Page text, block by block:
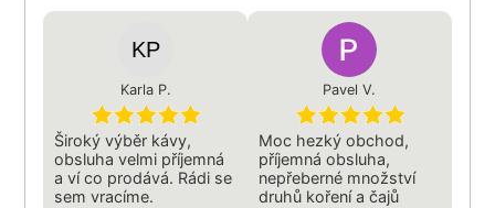
Karla P.
Široký výběr kávy,
obsluha velmi příjemná
a ví co prodává. Rádi se
sem vracíme.
Pavel V.
Moc hezký obchod,
příjemná obsluha,
nepřeberné množství
druhů koření a čajů